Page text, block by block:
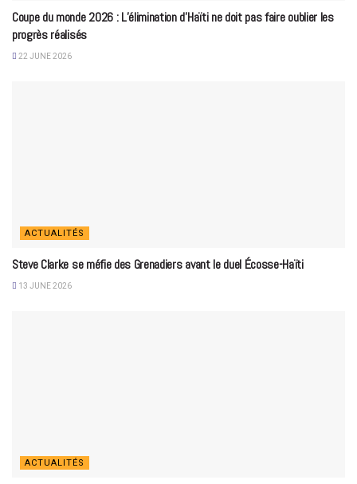
Coupe du monde 2026 : L’élimination d’Haïti ne doit pas faire oublier les
progrès réalisés
22 JUNE 2026
ACTUALITÉS
Steve Clarke se méfie des Grenadiers avant le duel Écosse-Haïti
13 JUNE 2026
ACTUALITÉS